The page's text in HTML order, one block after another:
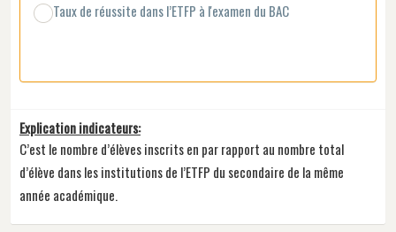
Taux de réussite dans l’ETFP à l'examen du BAC
Explication indicateurs:
C’est le nombre d’élèves inscrits en par rapport au nombre total
d’élève dans les institutions de l’ETFP du secondaire de la même
année académique.